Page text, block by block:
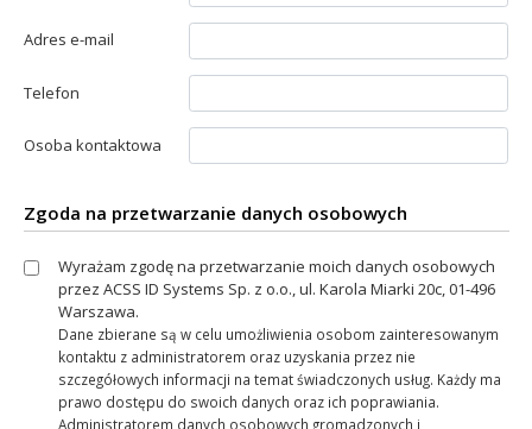
Adres e-mail
Telefon
Osoba kontaktowa
Zgoda na przetwarzanie danych osobowych
Wyrażam zgodę na przetwarzanie moich danych osobowych
przez ACSS ID Systems Sp. z o.o., ul. Karola Miarki 20c, 01-496
Warszawa.
Dane zbierane są w celu umożliwienia osobom zainteresowanym
kontaktu z administratorem oraz uzyskania przez nie
szczegółowych informacji na temat świadczonych usług. Każdy ma
prawo dostępu do swoich danych oraz ich poprawiania.
Administratorem danych osobowych gromadzonych i